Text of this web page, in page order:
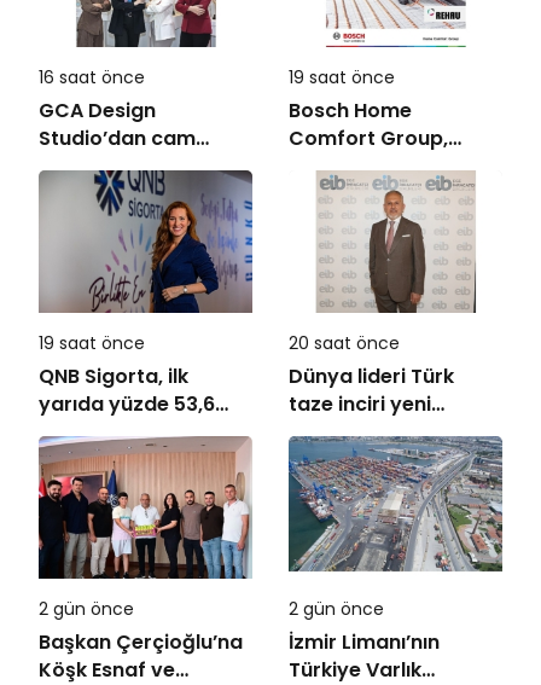
16 saat önce
GCA Design
Studio’dan cam
ambalaj tasarımında
bütüncül yaklaşım
19 saat önce
Bosch Home
Comfort Group,
REHAU Yerden Isıtma
Sistemleri’nin
Türkiye’deki tek
yetkili distribütörü
oldu
19 saat önce
QNB Sigorta, ilk
yarıda yüzde 53,6
büyüyerek 10,66
milyar TL prim
üretimine ulaştı
20 saat önce
Dünya lideri Türk
taze inciri yeni
sezona başladı
2 gün önce
Başkan Çerçioğlu’na
Köşk Esnaf ve
2 gün önce
İzmir Limanı’nın
Türkiye Varlık